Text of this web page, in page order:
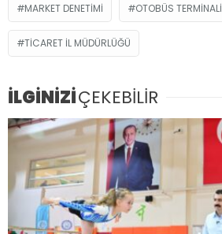
MARKET DENETIMI OTOBÜS TERMINALI
TICARET İL MÜDÜRLÜĞÜ
İLGİNİZİÇEKEBİLİR